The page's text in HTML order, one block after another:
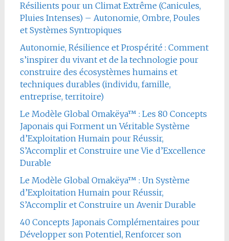
Résilients pour un Climat Extrême (Canicules,
Pluies Intenses) – Autonomie, Ombre, Poules
et Systèmes Syntropiques
Autonomie, Résilience et Prospérité : Comment
s’inspirer du vivant et de la technologie pour
construire des écosystèmes humains et
techniques durables (individu, famille,
entreprise, territoire)
Le Modèle Global Omakëya™ : Les 80 Concepts
Japonais qui Forment un Véritable Système
d’Exploitation Humain pour Réussir,
S’Accomplir et Construire une Vie d’Excellence
Durable
Le Modèle Global Omakëya™ : Un Système
d’Exploitation Humain pour Réussir,
S’Accomplir et Construire un Avenir Durable
40 Concepts Japonais Complémentaires pour
Développer son Potentiel, Renforcer son